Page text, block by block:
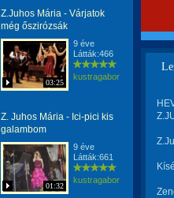
Z.Juhos Mária - Várjatok
még őszirózsák
03:25
9 éve
Látták:466
kustragabor
Z. Juhos Mária - Ici-pici kis
galambom
01:32
9 éve
Látták:661
kustragabor